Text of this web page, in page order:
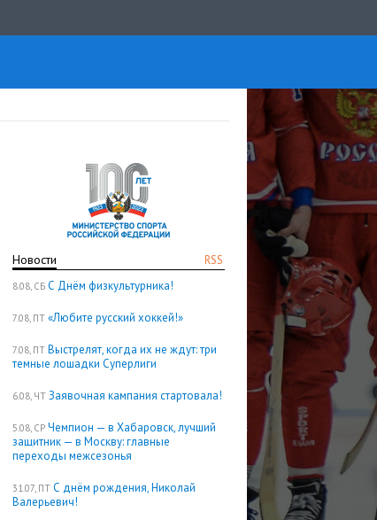
RSS
Новости
8.08, СБ С Днём физкультурника!
7.08, ПТ «Любите русский хоккей!»
7.08, ПТ Выстрелят, когда их не ждут: три
темные лошадки Суперлиги
6.08, ЧТ Заявочная кампания стартовала!
5.08, СР Чемпион — в Хабаровск, лучший
защитник — в Москву: главные
переходы межсезонья
31.07, ПТ С днём рождения, Николай
Валерьевич!